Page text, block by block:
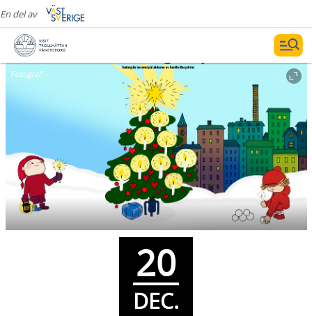
En del av
Fotograf: -
20
DEC.